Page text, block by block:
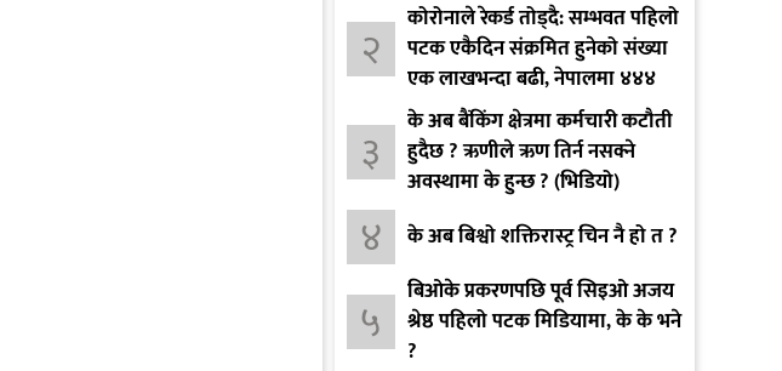
२
कोरोनाले रेकर्ड तोड्दै: सम्भवत पहिलो
पटक एकैदिन संक्रमित हुनेको संख्या
एक लाखभन्दा बढी, नेपालमा ४४४
पुग्यो
३
के अब बैंकिंग क्षेत्रमा कर्मचारी कटौती
हुदैछ ? ऋणीले ऋण तिर्न नसक्ने
अवस्थामा के हुन्छ ? (भिडियो)
४ के अब बिश्वो शक्तिरास्ट्र चिन नै हो त ?
५
बिओके प्रकरणपछि पूर्व सिइओ अजय
श्रेष्ठ पहिलो पटक मिडियामा, के के भने
?